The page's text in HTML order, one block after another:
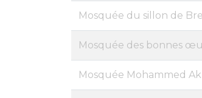
Mosquée du sillon de
Mosquée des bonnes
Mosquée Mohammed